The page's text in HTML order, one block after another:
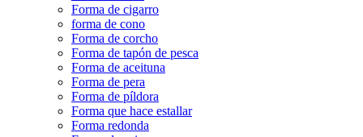
Forma de cigarro
forma de cono
Forma de corcho
Forma de tapón de pesca
Forma de aceituna
Forma de pera
Forma de píldora
Forma que hace estallar
Forma redonda